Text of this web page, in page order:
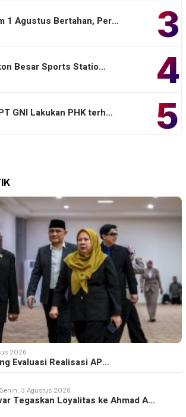
3
1 Agustus Bertahan, Per…
4
Besar Sports Statio…
5
GNI Lakukan PHK terh…
2026
Evaluasi Realisasi AP…
Senin, 3 Agustus 2026
Tegaskan Loyalitas ke Ahmad A…